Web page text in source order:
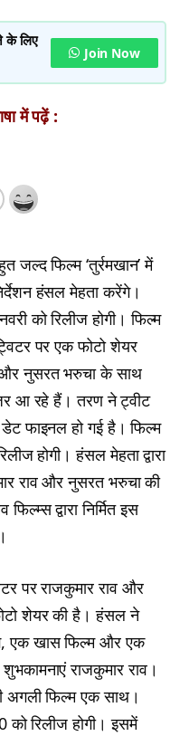
लिए
Join Now
में पढ़ें :
जल्द फिल्म ‘तुर्रमखान’ में
हंसल मेहता करेंगे।
को रिलीज होगी। फिल्म
पर एक फोटो शेयर
और नुसरत भरुचा के साथ
आ रहे हैं। तरण ने ट्वीट
डेट फाइनल हो गई है। फिल्म
होगी। हंसल मेहता द्वारा
राव और नुसरत भरुचा की
द्वारा निर्मित इस
पर राजकुमार राव और
शेयर की है। हंसल ने
एक खास फिल्म और एक
राजकुमार राव।
अगली फिल्म एक साथ।
को रिलीज होगी। इसमें